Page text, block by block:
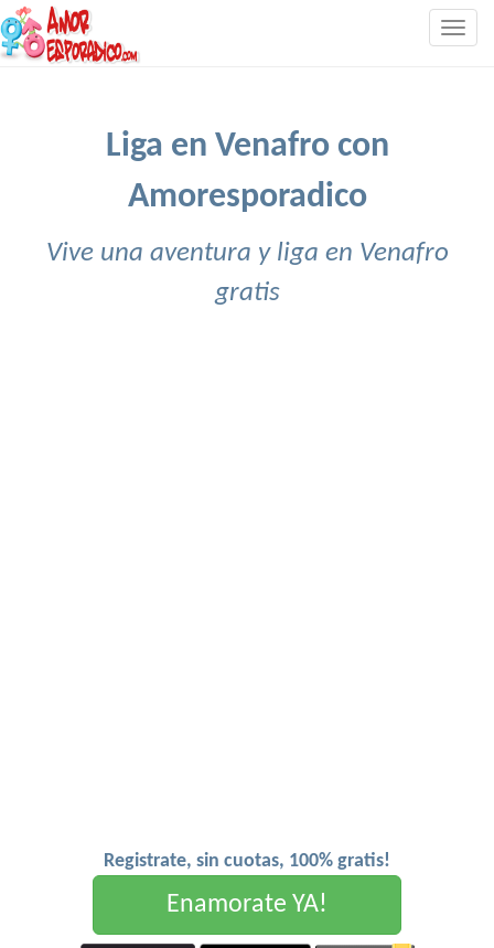
Liga en Venafro con
Amoresporadico
Vive una aventura y liga en Venafro
gratis
Registrate, sin cuotas, 100% gratis!
Enamorate YA!